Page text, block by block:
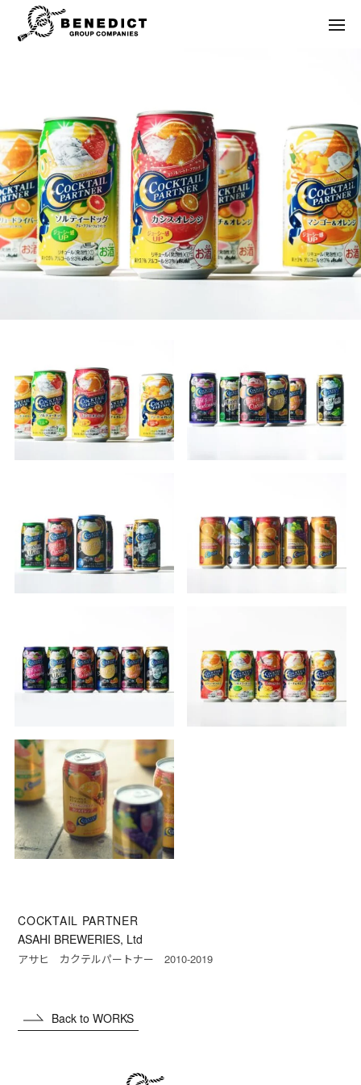
COCKTAIL PARTNER
ASAHI BREWERIES, Ltd
アサヒ カクテルパートナー 2010-2019
Back to WORKS